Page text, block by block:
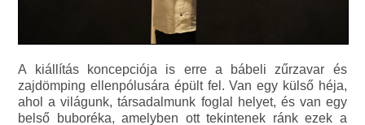
A kiállítás koncepciója is erre a bábeli zűrzavar és
zajdömping ellenpólusára épült fel. Van egy külső héja,
ahol a világunk, társadalmunk foglal helyet, és van egy
belső buboréka, amelyben ott tekintenek ránk ezek a